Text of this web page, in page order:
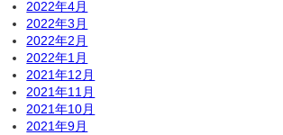
2022年4月
2022年3月
2022年2月
2022年1月
2021年12月
2021年11月
2021年10月
2021年9月